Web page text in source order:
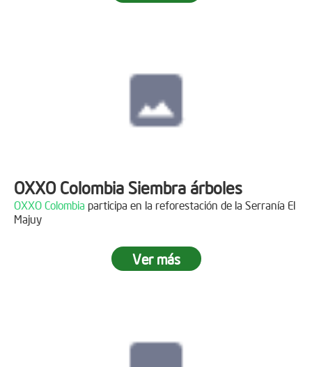
OXXO Colombia Siembra árboles
OXXO Colombia participa en la reforestación de la Serranía El
Majuy
Ver más